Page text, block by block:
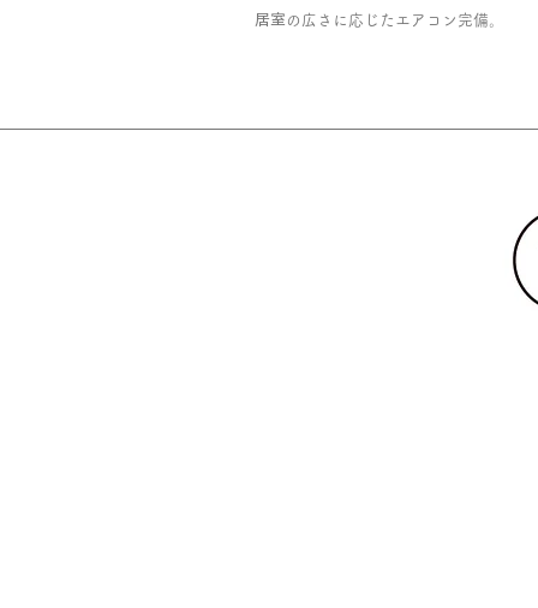
​居室 の広さに応じたエアコン 完備。